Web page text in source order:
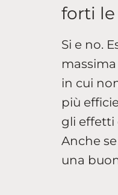
forti le
Si e no.
in cui
più
gli effetti
Anche
una